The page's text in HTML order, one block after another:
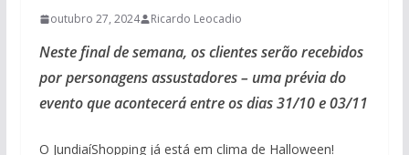
outubro 27, 2024 Ricardo Leocadio
Neste final de semana, os clientes serão recebidos
por personagens assustadores – uma prévia do
evento que acontecerá entre os dias 31/10 e 03/11
O JundiaíShopping já está em clima de Halloween!